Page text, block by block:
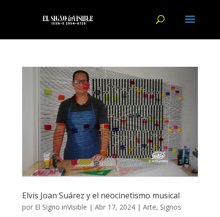
Elvis Joan Suárez y el neocinetismo musical
por El Signo inVisible | Abr 17, 2024| Arte, Signos